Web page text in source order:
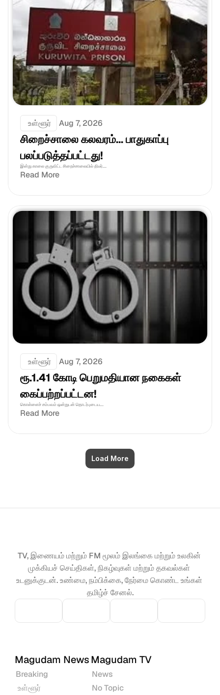
உள்ளூர் Aug 7, 2026
சிறைச்சாலை கலவரம்... பாதுகாப்பு
பலப்படுத்தப்பட்டது!
இன்று காலை குருவிட்ட சிறைச்சாலையில் திடீர்....
Read More
உள்ளூர் Aug 7, 2026
ரூ.1.41 கோடி பெறுமதியான நகைகள்
கைப்பற்றப்பட்டன!
கொள்ளைச் சம்பவம் ஒன்றுடன் தொடர்புடைய....
Read More
Load More
TV, இணையம் மற்றும் FM மூலம் இலங்கை மற்றும் உலகின்
முக்கியச் செய்திகள், நிகழ்வுகள் மற்றும் தகவல்கள்
உடனுக்குடன். உண்மை, நம்பிக்கை, நேர்மை கொண்ட உங்கள்
தமிழ்ச் சேனல்.
Magudam News
Breaking
உள்ளூர்
Magudam TV
News
No Topic